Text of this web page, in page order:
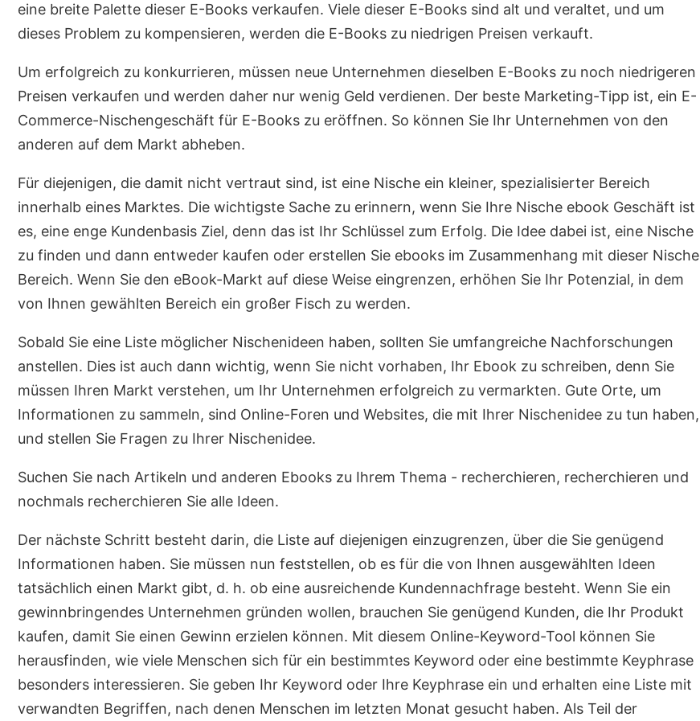
eine breite Palette dieser E-Books verkaufen. Viele dieser E-Books sind alt und veraltet, und um
dieses Problem zu kompensieren, werden die E-Books zu niedrigen Preisen verkauft.
Um erfolgreich zu konkurrieren, müssen neue Unternehmen dieselben E-Books zu noch niedrigeren
Preisen verkaufen und werden daher nur wenig Geld verdienen. Der beste Marketing-Tipp ist, ein E-
Commerce-Nischengeschäft für E-Books zu eröffnen. So können Sie Ihr Unternehmen von den
anderen auf dem Markt abheben.
Für diejenigen, die damit nicht vertraut sind, ist eine Nische ein kleiner, spezialisierter Bereich
innerhalb eines Marktes. Die wichtigste Sache zu erinnern, wenn Sie Ihre Nische ebook Geschäft ist
es, eine enge Kundenbasis Ziel, denn das ist Ihr Schlüssel zum Erfolg. Die Idee dabei ist, eine Nische
zu finden und dann entweder kaufen oder erstellen Sie ebooks im Zusammenhang mit dieser Nische
Bereich. Wenn Sie den eBook-Markt auf diese Weise eingrenzen, erhöhen Sie Ihr Potenzial, in dem
von Ihnen gewählten Bereich ein großer Fisch zu werden.
Sobald Sie eine Liste möglicher Nischenideen haben, sollten Sie umfangreiche Nachforschungen
anstellen. Dies ist auch dann wichtig, wenn Sie nicht vorhaben, Ihr Ebook zu schreiben, denn Sie
müssen Ihren Markt verstehen, um Ihr Unternehmen erfolgreich zu vermarkten. Gute Orte, um
Informationen zu sammeln, sind Online-Foren und Websites, die mit Ihrer Nischenidee zu tun haben,
und stellen Sie Fragen zu Ihrer Nischenidee.
Suchen Sie nach Artikeln und anderen Ebooks zu Ihrem Thema - recherchieren, recherchieren und
nochmals recherchieren Sie alle Ideen.
Der nächste Schritt besteht darin, die Liste auf diejenigen einzugrenzen, über die Sie genügend
Informationen haben. Sie müssen nun feststellen, ob es für die von Ihnen ausgewählten Ideen
tatsächlich einen Markt gibt, d. h. ob eine ausreichende Kundennachfrage besteht. Wenn Sie ein
gewinnbringendes Unternehmen gründen wollen, brauchen Sie genügend Kunden, die Ihr Produkt
kaufen, damit Sie einen Gewinn erzielen können. Mit diesem Online-Keyword-Tool können Sie
herausfinden, wie viele Menschen sich für ein bestimmtes Keyword oder eine bestimmte Keyphrase
besonders interessieren. Sie geben Ihr Keyword oder Ihre Keyphrase ein und erhalten eine Liste mit
verwandten Begriffen, nach denen Menschen im letzten Monat gesucht haben. Als Teil der